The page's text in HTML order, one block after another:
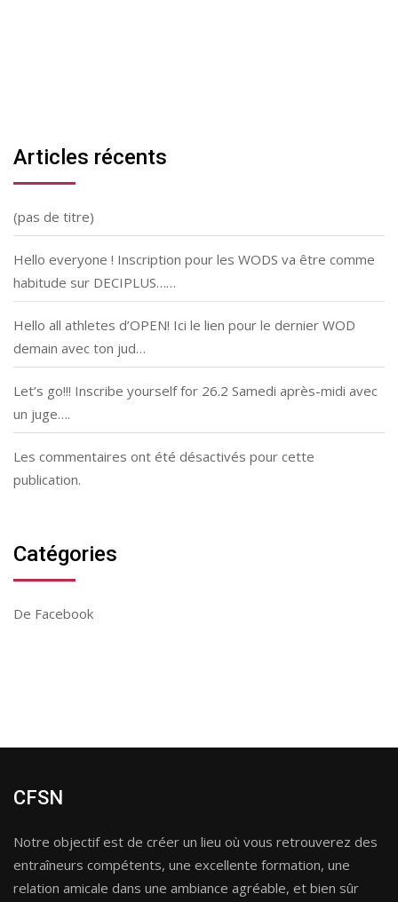
Articles récents
(pas de titre)
Hello everyone ! Inscription pour les WODS va être comme
habitude sur DECIPLUS……
Hello all athletes d’OPEN! Ici le lien pour le dernier WOD
demain avec ton jud…
Let’s go!!! Inscribe yourself for 26.2 Samedi après-midi avec
un juge….
Les commentaires ont été désactivés pour cette
publication.
Catégories
De Facebook
CFSN
Notre objectif est de créer un lieu où vous retrouverez des
entraîneurs compétents, une excellente formation, une
relation amicale dans une ambiance agréable, et bien sûr